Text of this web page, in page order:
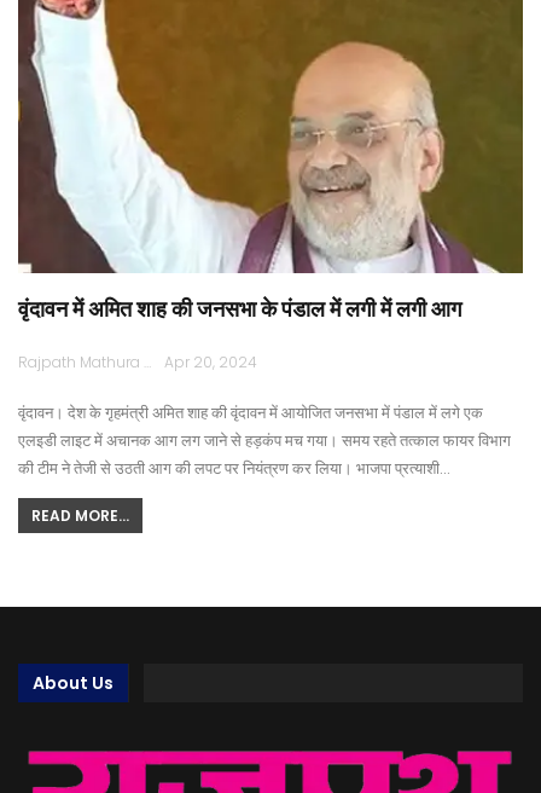
वृंदावन में अमित शाह की जनसभा के पंडाल में लगी में लगी आग
Rajpath Mathura Apr 20, 2024
वृंदावन। देश के गृहमंत्री अमित शाह की वृंदावन में आयोजित जनसभा में पंडाल में लगे एक
एलइडी लाइट में अचानक आग लग जाने से हड़कंप मच गया। समय रहते तत्काल फायर विभाग
की टीम ने तेजी से उठती आग की लपट पर नियंत्रण कर लिया। भाजपा प्रत्याशी…
READ MORE...
About Us